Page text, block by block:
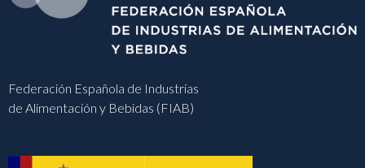
Federación Española de Industrias
de Alimentación y Bebidas (FIAB)